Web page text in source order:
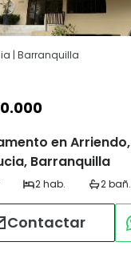
| Barranquilla
en Arriendo,
Barranquilla
Contactar